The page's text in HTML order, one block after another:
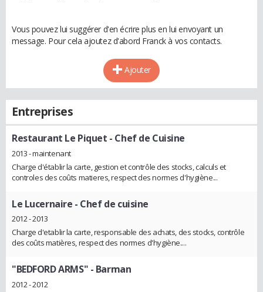
Vous pouvez lui suggérer d'en écrire plus en lui envoyant un
message. Pour cela ajoutez d'abord Franck à vos contacts.
Ajouter
Entreprises
Restaurant Le Piquet - Chef de Cuisine
2013 - maintenant
Charge d'établir la carte, gestion et contrôle des stocks, calculs et
controles des coûts matieres, respect des normes d'hygiène...
Le Lucernaire - Chef de cuisine
2012 - 2013
Charge d'etablir la carte, responsable des achats, des stocks, contrôle
des coûts matières, respect des normes d'hygiène....
"BEDFORD ARMS" - Barman
2012 - 2012